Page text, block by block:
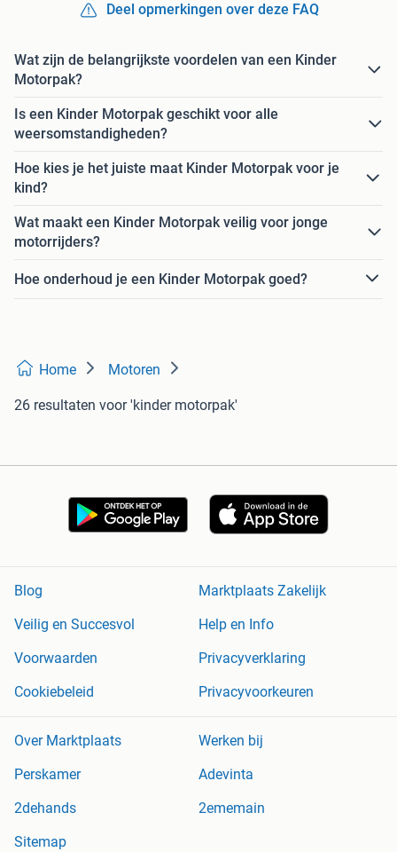
Deel opmerkingen over deze FAQ
Wat zijn de belangrijkste voordelen van een Kinder
Motorpak?
Is een Kinder Motorpak geschikt voor alle
weersomstandigheden?
Hoe kies je het juiste maat Kinder Motorpak voor je
kind?
Wat maakt een Kinder Motorpak veilig voor jonge
motorrijders?
Hoe onderhoud je een Kinder Motorpak goed?
Home Motoren
26 resultaten voor 'kinder motorpak'
Blog
Marktplaats Zakelijk
Veilig en Succesvol
Help en Info
Voorwaarden
Privacyverklaring
Cookiebeleid
Privacyvoorkeuren
Over Marktplaats
Werken bij
Perskamer
Adevinta
2dehands
2ememain
Sitemap